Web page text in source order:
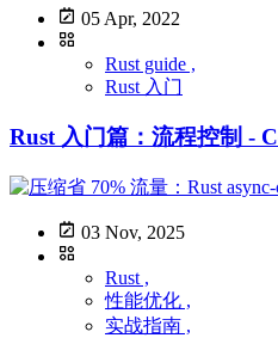
05 Apr, 2022
Rust guide ,
Rust 入门
Rust 入门篇：流程控制 -
03 Nov, 2025
Rust ,
性能优化 ,
实战指南 ,